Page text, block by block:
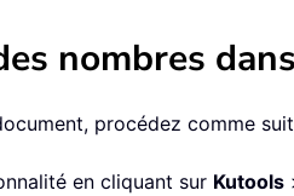
nombres
procédez comme
en cliquant sur Kutools